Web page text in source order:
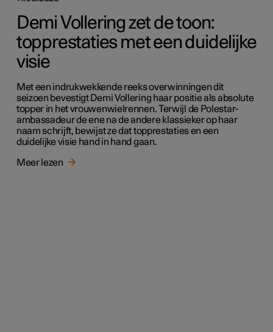
Demi Vollering zet de toon:
topprestaties met een duidelijke
visie
Met een indrukwekkende reeks overwinningen dit
seizoen bevestigt Demi Vollering haar positie als absolute
topper in het vrouwenwielrennen. Terwijl de Polestar-
ambassadeur de ene na de andere klassieker op haar
naam schrijft, bewijst ze dat topprestaties en een
duidelijke visie hand in hand gaan.
Meer lezen